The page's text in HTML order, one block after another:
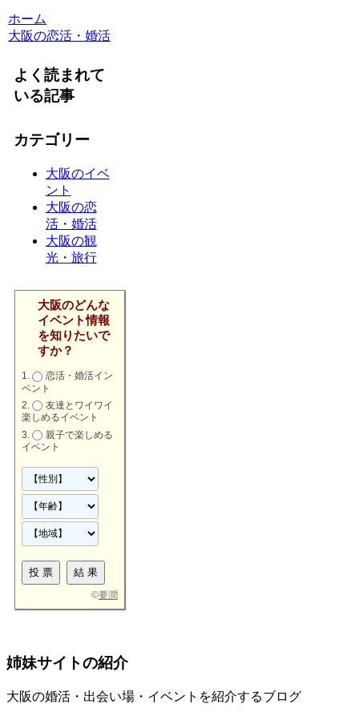
ホーム
大阪の恋活・婚活
よく読まれて
いる記事
カテゴリー
大阪のイベ
ント
大阪の恋
活・婚活
大阪の観
光・旅行
大阪のどんな
イベント情報
を知りたいで
すか？
恋活・婚活イン
ベント
友達とワイワイ
楽しめるイベント
親子で楽しめる
イベント
©要潤
姉妹サイトの紹介
大阪の婚活・出会い場・イベントを紹介するブログ